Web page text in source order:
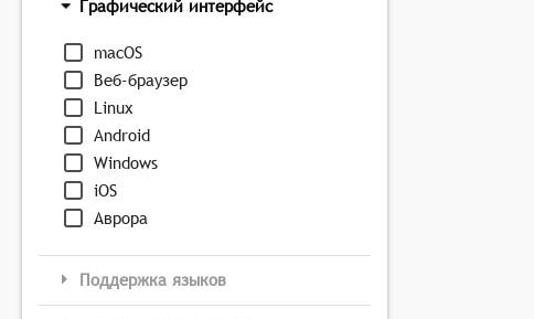
Графический интерфейс
macOS
Веб-браузер
Linux
Android
Windows
iOS
Аврора
Поддержка языков